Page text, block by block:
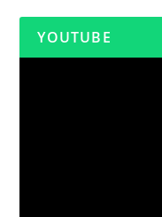
YOUTUBE